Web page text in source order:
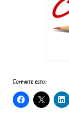
Comparte esto: